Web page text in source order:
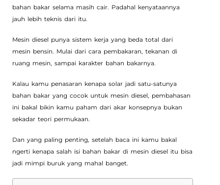
bahan bakar selama masih cair. Padahal kenyataannya
jauh lebih teknis dari itu.
Mesin diesel punya sistem kerja yang beda total dari
mesin bensin. Mulai dari cara pembakaran, tekanan di
ruang mesin, sampai karakter bahan bakarnya.
Kalau kamu penasaran kenapa solar jadi satu-satunya
bahan bakar yang cocok untuk mesin diesel, pembahasan
ini bakal bikin kamu paham dari akar konsepnya bukan
sekadar teori permukaan.
Dan yang paling penting, setelah baca ini kamu bakal
ngerti kenapa salah isi bahan bakar di mesin diesel itu bisa
jadi mimpi buruk yang mahal banget.